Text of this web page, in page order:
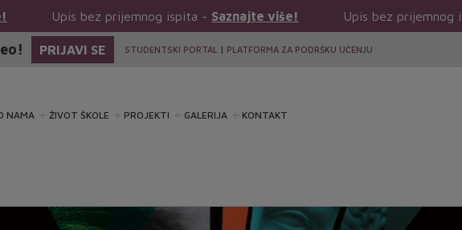
prijemnog ispita -Saznajte više! Upis bez prijemnog ispita -Saznajte
PRIJAVI SE STUDENTSKI PORTAL | PLATFORMA ZA PODRŠKU UČENJU
NAMA ŽIVOT ŠKOLE PROJEKTI GALERIJA KONTAKT